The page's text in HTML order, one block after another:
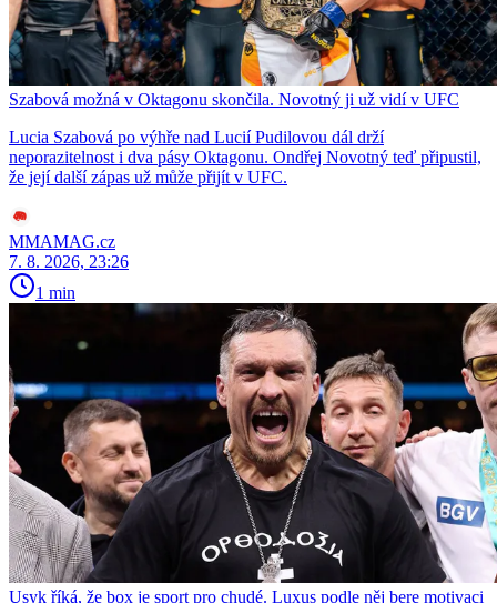
Szabová možná v Oktagonu skončila. Novotný ji už vidí v UFC
Lucia Szabová po výhře nad Lucií Pudilovou dál drží
neporazitelnost i dva pásy Oktagonu. Ondřej Novotný teď připustil,
že její další zápas už může přijít v UFC.
MMAMAG.cz
7. 8. 2026, 23:26
1 min
Usyk říká, že box je sport pro chudé. Luxus podle něj bere motivaci